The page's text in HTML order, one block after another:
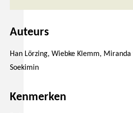
Auteurs
Han Lörzing, Wiebke Klemm, Miranda
Soekimin
Kenmerken